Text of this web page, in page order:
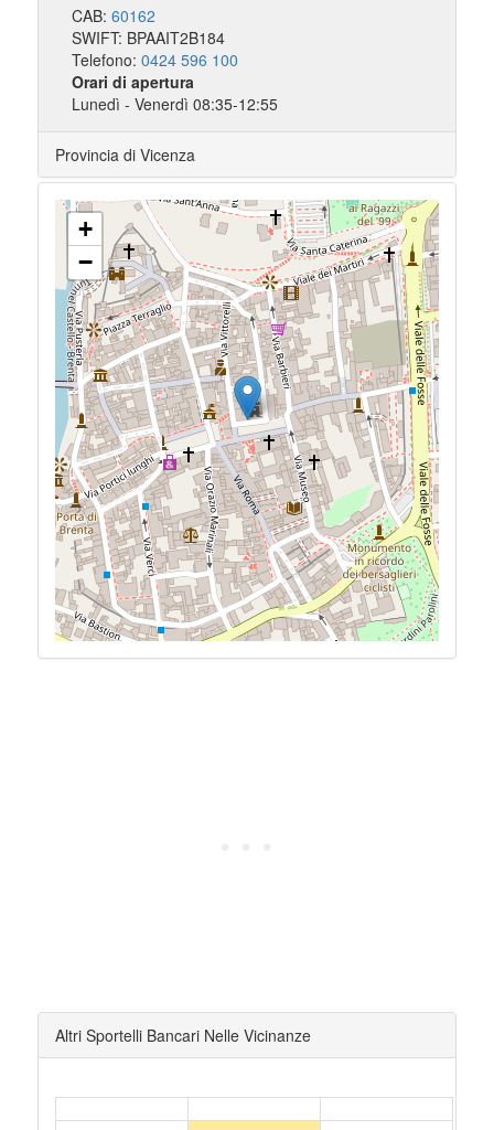
CAB: 60162
SWIFT: BPAAIT2B184
Telefono: 0424 596 100
Orari di apertura
Lunedì - Venerdì 08:35-12:55
Provincia di Vicenza
+
−
Altri Sportelli Bancari Nelle Vicinanze